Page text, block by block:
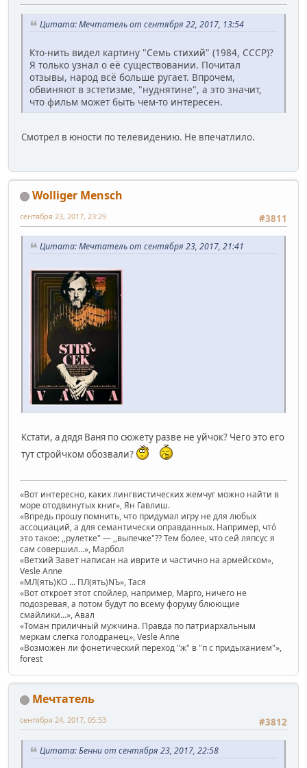
Цитата: Мечтатель от сентября 22, 2017, 13:54
Кто-нить видел картину "Семь стихий" (1984, СССР)?
Я только узнал о её существовании. Почитал
отзывы, народ всё больше ругает. Впрочем,
обвиняют в эстетизме, "нуднятине", а это значит,
что фильм может быть чем-то интересен.
Смотрел в юности по телевидению. Не впечатлило.
Wolliger Mensch
#3811
сентября 23, 2017, 23:29
Цитата: Мечтатель от сентября 23, 2017, 21:41
Кстати, а дядя Ваня по сюжету разве не уйчок? Чего это его
тут стройчком обозвали?
«Вот интересно, каких лингвистических жемчуг можно найти в
море отодвинутых книг», Ян Гавлиш.
«Впредь прошу помнить, что придумал игру не для любых
ассоциаций, а для семантически оправданных. Например, чтó
это такое: ,,рулетке" — ,,выпечке"?? Тем более, что сей ляпсус я
сам совершил...», Марбол
«Ветхий Завет написан на иврите и частично на армейском»,
Vesle Anne
«МЛ(ять)КО ... ПЛ(ять)NЪ», Тася
«Вот откроет этот спойлер, например, Марго, ничего не
подозревая, а потом будут по всему форуму блюющие
смайлики...», Авал
«Томан приличный мужчина. Правда по патриархальным
меркам слегка голодранец», Vesle Anne
«Возможен ли фонетический переход "ж" в "п с придыханием"»,
forest
Мечтатель
#3812
сентября 24, 2017, 05:53
Цитата: Бенни от сентября 23, 2017, 22:58